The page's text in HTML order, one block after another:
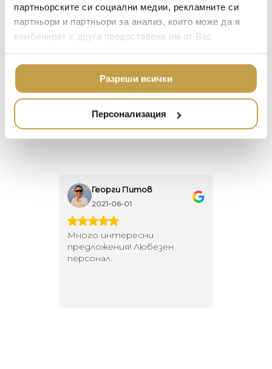
партньорските си социални медии, рекламните си
партньори и партньори за анализ, които може да я
комбинират с друга предоставена им от Вас
ползването от Ваша страна на услугите им.
Разреши всички
Персонализация
Мисията на Asiatides е да среща
талантливи творци от Запада и
творчески техники от Азия, за да създава
The Asiatides mission is to be the meeting point
creation techniques to create exceptional
Георги Питов
2021-06-01
Много интересни
предложения! Любезен
персонал.
ИЗКУСТВО И КНИГИ
ВИСОК КЛАС
МЕБЕЛИ
ПОДАРЪЦИ
ASSOULINE
SELETTI
DOLCE & GABBANA
ETHNICRAFT
ZUIVER
DUTCHBONE